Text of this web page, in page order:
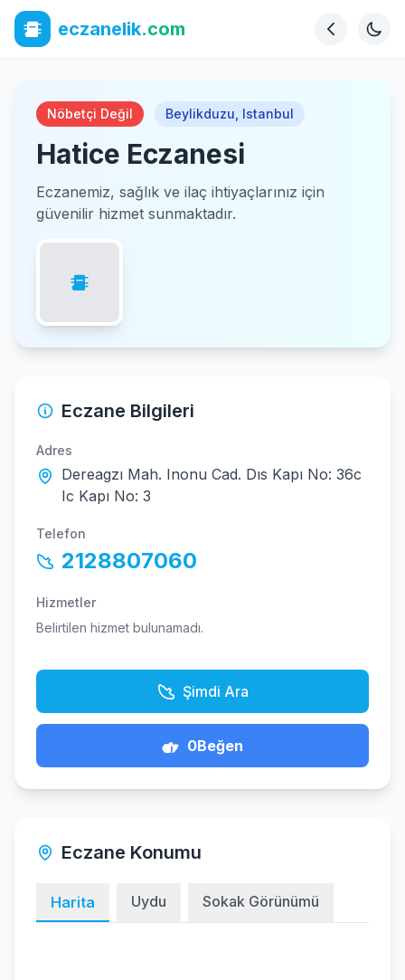
eczanelik.com
Nöbetçi Değil Beylikduzu Istanbul
Hatice Eczanesi
Eczanemiz, sağlık ve ilaç ihtiyaçlarınız için
güvenilir hizmet sunmaktadır.
Eczane Bilgileri
Adres
Dereagzı Mah. Inonu Cad. Dıs Kapı No: 36c
Ic Kapı No: 3
Telefon
2128807060
Hizmetler
Belirtilen hizmet bulunamadı.
Şimdi Ara
0Beğen
Eczane Konumu
Harita Uydu Sokak Görünümü